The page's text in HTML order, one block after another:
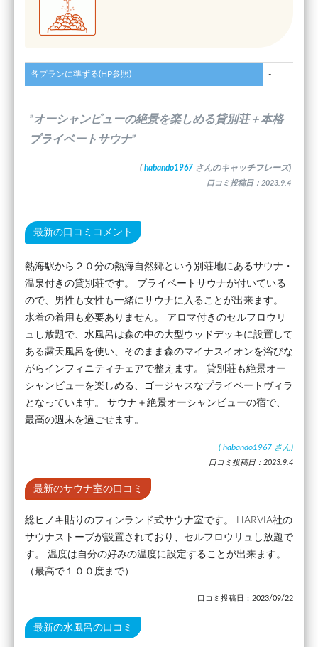
各プランに準ずる(HP参照) -
”オーシャンビューの絶景を楽しめる貸別荘＋本格
プライベートサウナ”
( habando1967 さんのキャッチフレーズ)
口コミ投稿日：2023.9.4
最新の口コミコメント
熱海駅から２０分の熱海自然郷という別荘地にあるサウナ・
温泉付きの貸別荘です。 プライベートサウナが付いている
ので、男性も女性も一緒にサウナに入ることが出来ます。
水着の着用も必要ありません。 アロマ付きのセルフロウリ
ュし放題で、水風呂は森の中の大型ウッドデッキに設置して
ある露天風呂を使い、そのまま森のマイナスイオンを浴びな
がらインフィニティチェアで整えます。 貸別荘も絶景オー
シャンビューを楽しめる、ゴージャスなプライベートヴィラ
となっています。 サウナ＋絶景オーシャンビューの宿で、
最高の週末を過ごせます。
( habando1967 さん)
口コミ投稿日：2023.9.4
最新のサウナ室の口コミ
総ヒノキ貼りのフィンランド式サウナ室です。 HARVIA社の
サウナストーブが設置されており、セルフロウリュし放題で
す。 温度は自分の好みの温度に設定することが出来ます。
（最高で１００度まで）
口コミ投稿日：2023/09/22
最新の水風呂の口コミ